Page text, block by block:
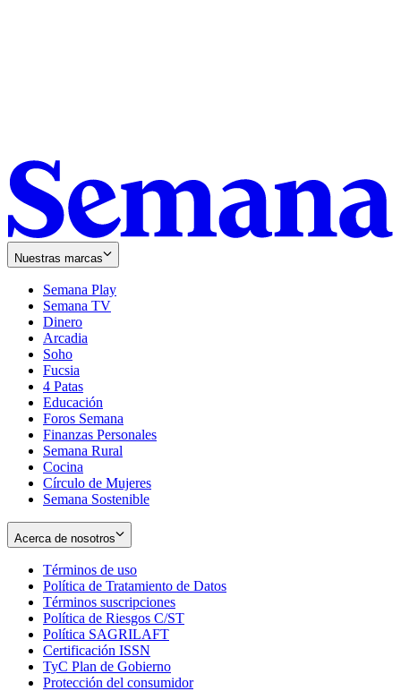
Nuestras marcas
Semana Play
Semana TV
Dinero
Arcadia
Soho
in
new
window
Fucsia
in
new
window
4 Patas
Educación
Foros Semana
Finanzas Personales
Semana Rural
Cocina
Círculo de Mujeres
Semana Sostenible
Acerca de nosotros
Términos de uso
in
new
window
Política de Tratamiento de Datos
Términos suscripciones
in
Política de Riesgos C/ST
Política SAGRILAFT
new
window
Certificación ISSN
in
new
TyC Plan de Gobierno
in
Protección del consumidorOpens